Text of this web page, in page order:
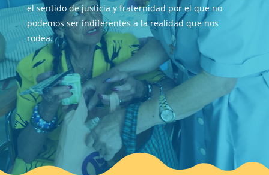
el sentido de justicia y fraternidad por el que no
podemos ser indiferentes a la realidad que nos
rodea.